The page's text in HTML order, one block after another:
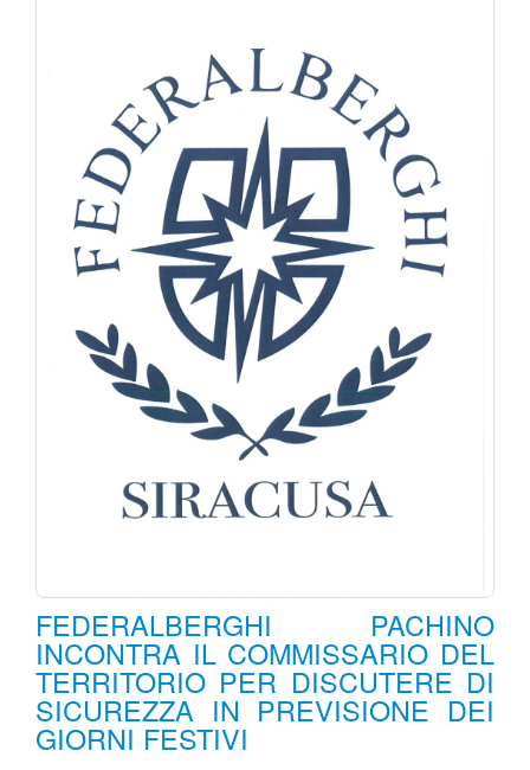
FEDERALBERGHI PACHINO
INCONTRA IL COMMISSARIO DEL
TERRITORIO PER DISCUTERE DI
SICUREZZA IN PREVISIONE DEI
GIORNI FESTIVI